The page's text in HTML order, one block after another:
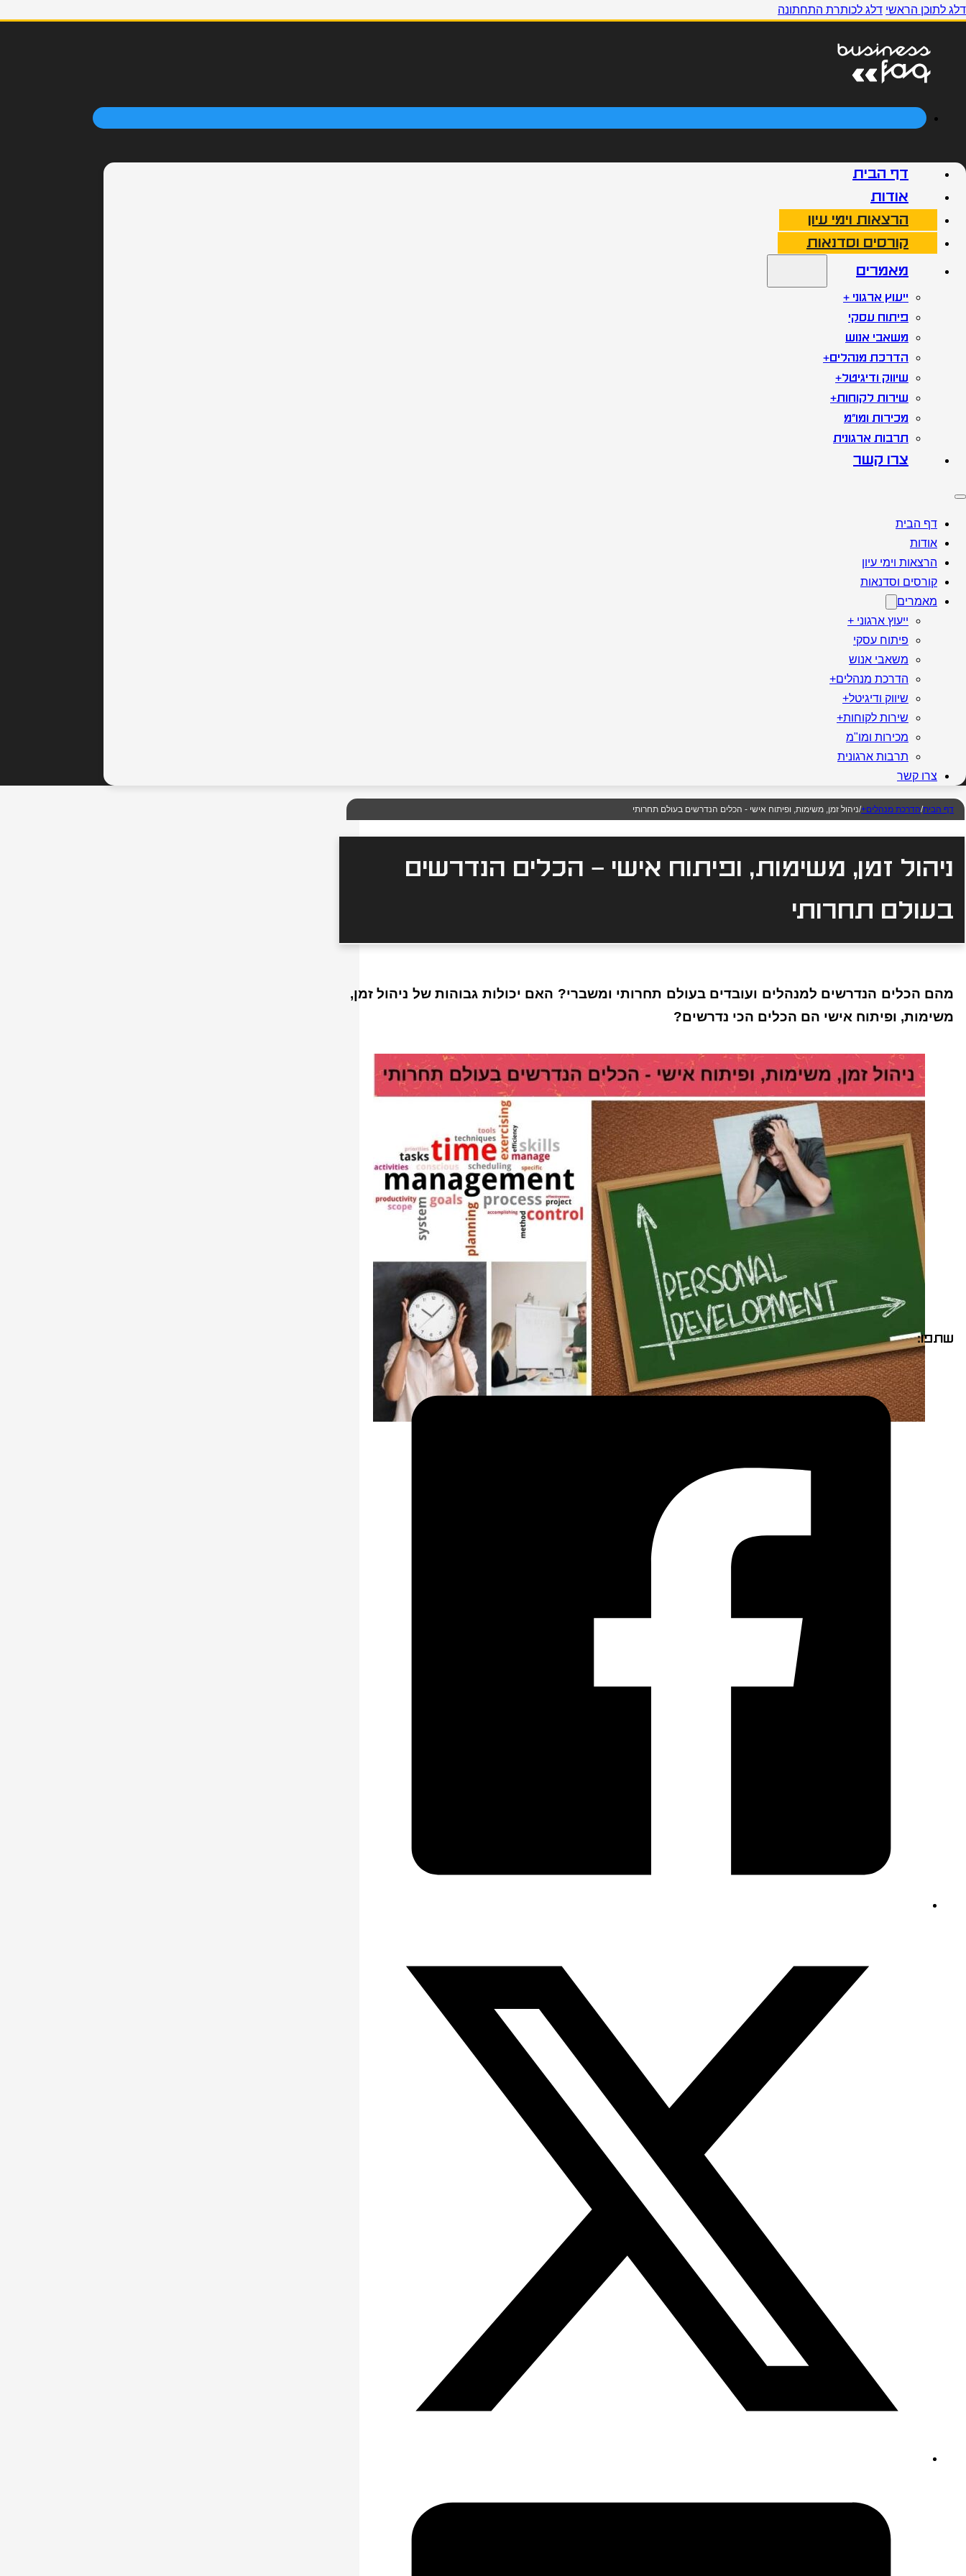
דלג לתוכן הראשי דלג לכותרת התחתונה
דף הבית
אודות
הרצאות וימי עיון
קורסים וסדנאות
מאמרים
ייעוץ ארגוני +
פיתוח עסקי
משאבי אנוש
הדרכת מנהלים+
שיווק ודיגיטל+
שירות לקוחות+
מכירות ומו"מ
תרבות ארגונית
צרו קשר
דף הבית
אודות
הרצאות וימי עיון
קורסים וסדנאות
מאמרים
ייעוץ ארגוני +
פיתוח עסקי
משאבי אנוש
הדרכת מנהלים+
שיווק ודיגיטל+
שירות לקוחות+
מכירות ומו"מ
תרבות ארגונית
צרו קשר
דף הבית/הדרכת מנהלים+/ניהול זמן, משימות, ופיתוח אישי - הכלים הנדרשים בעולם תחרותי
ניהול זמן, משימות, ופיתוח אישי – הכלים הנדרשים
בעולם תחרותי
מהם הכלים הנדרשים למנהלים ועובדים בעולם תחרותי ומשברי? האם יכולות גבוהות של ניהול זמן,
משימות, ופיתוח אישי הם הכלים הכי נדרשים?
שתפו: